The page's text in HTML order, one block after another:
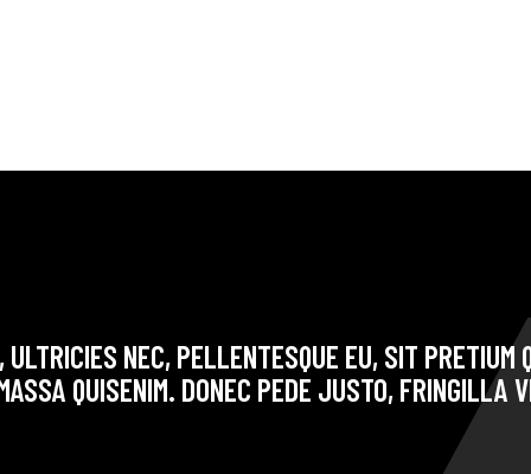
ULTRICIES NEC, PELLENTESQUE EU, SIT PRETIUM
QUISENIM. DONEC PEDE JUSTO, FRINGILLA